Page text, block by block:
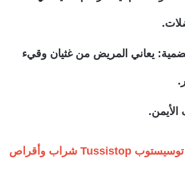
يعاني المريض من غثيان وقيء
الأيمن.
توسيستوب Tussistop شراب وأقراص